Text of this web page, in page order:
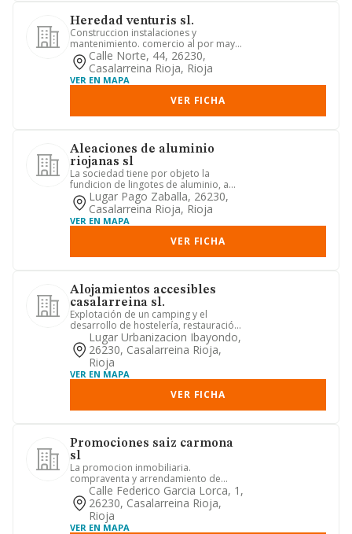
Heredad venturis sl.
Construccion instalaciones y
mantenimiento. comercio al por mayor
y al pormenor. distribucion comer...
Calle Norte, 44, 26230,
Casalarreina Rioja, Rioja
VER EN MAPA
VER FICHA
Aleaciones de aluminio
riojanas sl
La sociedad tiene por objeto la
fundicion de lingotes de aluminio, a
partir de carter de motores de...
Lugar Pago Zaballa, 26230,
Casalarreina Rioja, Rioja
VER EN MAPA
VER FICHA
Alojamientos accesibles
casalarreina sl.
Explotación de un camping y el
desarrollo de hostelería, restauración.
explotación de hoteles, apar...
Lugar Urbanizacion Ibayondo,
26230, Casalarreina Rioja,
Rioja
VER EN MAPA
VER FICHA
Promociones saiz carmona
sl
La promocion inmobiliaria.
compraventa y arrendamiento de
bienes inmuebles. comercializacion de
bie...
Calle Federico Garcia Lorca, 1,
26230, Casalarreina Rioja,
Rioja
VER EN MAPA